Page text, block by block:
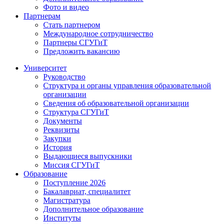
Фото и видео
Партнерам
Стать партнером
Международное сотрудничество
Партнеры СГУГиТ
Предложить вакансию
Университет
Руководство
Структура и органы управления образовательной
организации
Сведения об образовательной организации
Структура СГУГиТ
Документы
Реквизиты
Закупки
История
Выдающиеся выпускники
Миссия СГУГиТ
Образование
Поступление 2026
Бакалавриат, специалитет
Магистратура
Дополнительное образование
Институты